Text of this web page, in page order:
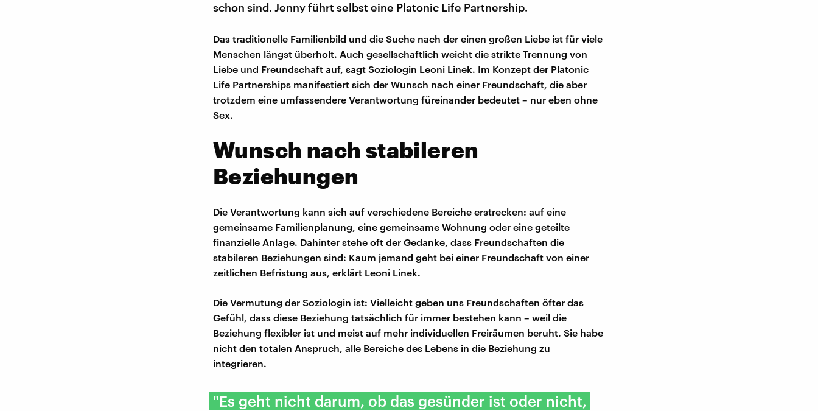
schon sind. Jenny führt selbst eine Platonic Life Partnership.
Das traditionelle Familienbild und die Suche nach der einen großen Liebe ist für viele
Menschen längst überholt. Auch gesellschaftlich weicht die strikte Trennung von
Liebe und Freundschaft auf, sagt Soziologin Leoni Linek. Im Konzept der Platonic
Life Partnerships manifestiert sich der Wunsch nach einer Freundschaft, die aber
trotzdem eine umfassendere Verantwortung füreinander bedeutet – nur eben ohne
Sex.
Wunsch nach stabileren
Beziehungen
Die Verantwortung kann sich auf verschiedene Bereiche erstrecken: auf eine
gemeinsame Familienplanung, eine gemeinsame Wohnung oder eine geteilte
finanzielle Anlage. Dahinter stehe oft der Gedanke, dass Freundschaften die
stabileren Beziehungen sind: Kaum jemand geht bei einer Freundschaft von einer
zeitlichen Befristung aus, erklärt Leoni Linek.
Die Vermutung der Soziologin ist: Vielleicht geben uns Freundschaften öfter das
Gefühl, dass diese Beziehung tatsächlich für immer bestehen kann – weil die
Beziehung flexibler ist und meist auf mehr individuellen Freiräumen beruht. Sie habe
nicht den totalen Anspruch, alle Bereiche des Lebens in die Beziehung zu
integrieren.
"Es geht nicht darum, ob das gesünder ist oder nicht,